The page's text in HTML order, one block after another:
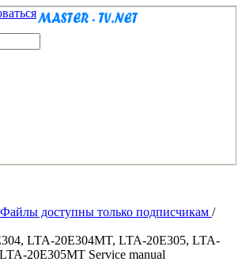
доступны только подписчикам /
LTA-20E304MT, LTA-20E305, LTA-
20E305MT Service manual